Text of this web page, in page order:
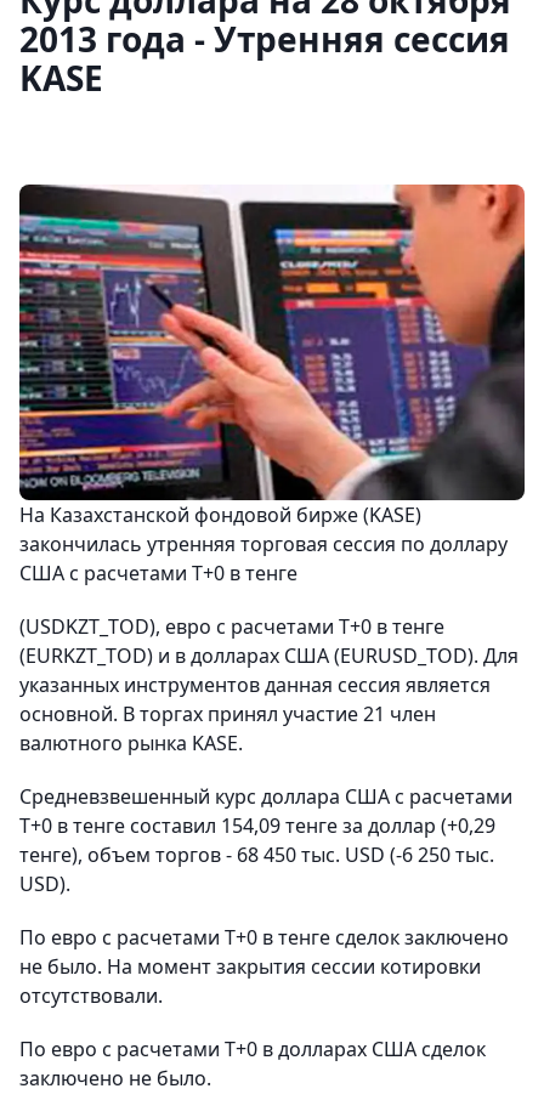
2013 года - Утренняя сессия
KASE
На Казахстанской фондовой бирже (KASE)
закончилась утренняя торговая сессия по доллару
США с расчетами Т+0 в тенге
(USDKZT_TOD), евро с расчетами T+0 в тенге
(EURKZT_TOD) и в долларах США (EURUSD_TOD). Для
указанных инструментов данная сессия является
основной. В торгах принял участие 21 член
валютного рынка KASE.
Средневзвешенный курс доллара США с расчетами
T+0 в тенге составил 154,09 тенге за доллар (+0,29
тенге), объем торгов - 68 450 тыс. USD (-6 250 тыс.
USD).
По евро с расчетами T+0 в тенге сделок заключено
не было. На момент закрытия сессии котировки
отсутствовали.
По евро с расчетами T+0 в долларах США сделок
заключено не было.